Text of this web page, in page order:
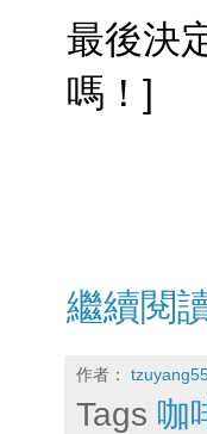
最後決
嗎！]
繼續閱
作者：
Tags 咖